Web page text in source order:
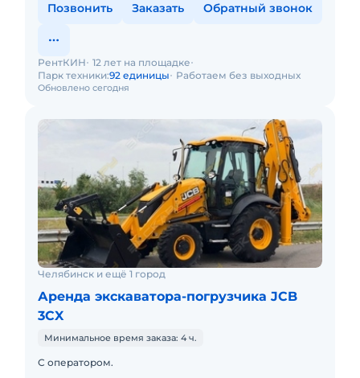
Позвонить Заказать Обратный звонок
Обновлено сегодня
РентКИН 12 лет на площадке
Парк техники:92 единицы Работаем без выходных
Челябинск и ещё 1 город
Аренда экскаватора-погрузчика JCB
3CX
Минимальное время заказа: 4 ч.
С оператором.